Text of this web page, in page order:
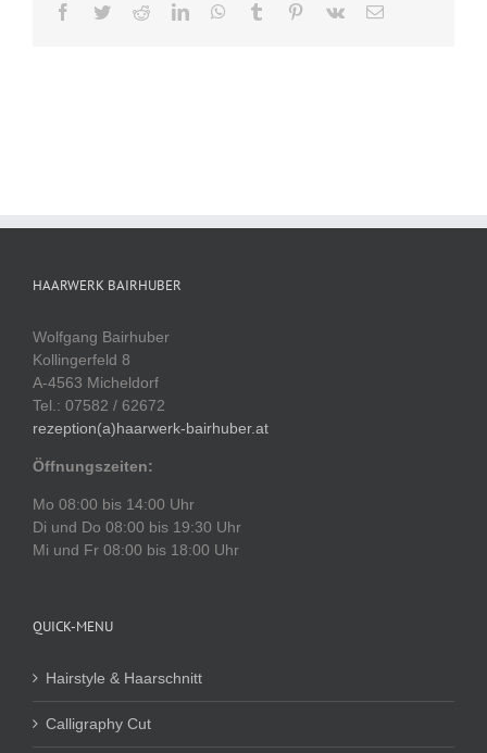
Facebook
TwitterRedditLinkedInWhatsApp
Tumblr Pinterest
Vk
E-
HAARWERK BAIRHUBER
Wolfgang Bairhuber
Kollingerfeld 8
A-4563 Micheldorf
Tel.: 07582 / 62672
rezeption(a)haarwerk-bairhuber.at
Öffnungszeiten:
Mo 08:00 bis 14:00 Uhr
Di und Do 08:00 bis 19:30 Uhr
Mi und Fr 08:00 bis 18:00 Uhr
QUICK-MENU
Hairstyle & Haarschnitt
Calligraphy Cut